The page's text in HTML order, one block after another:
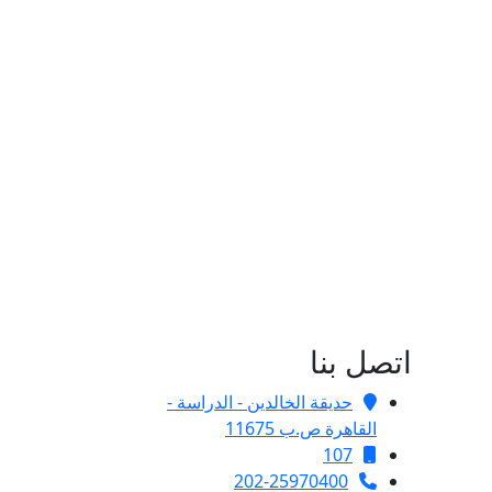
اتصل بنا
حديقة الخالدين - الدراسة -
القاهرة ص.ب 11675
107
202-25970400